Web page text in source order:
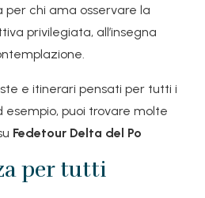
chi ama osservare la
privilegiata, all’insegna
e itinerari pensati per tutti i
esempio, puoi trovare molte
Fedetour Delta del Po
per tutti